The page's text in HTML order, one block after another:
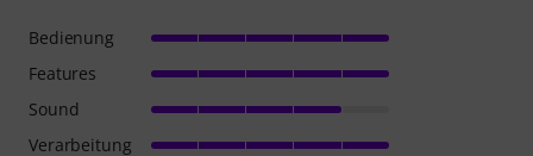
Bedienung
Features
Sound
Verarbeitung